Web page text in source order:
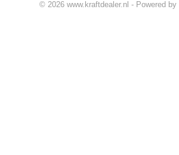
© 2026 www.kraftdealer.nl - Powered by